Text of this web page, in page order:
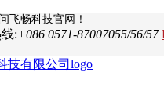
飞畅科技官网！
:+086 0571-87007055/56/57